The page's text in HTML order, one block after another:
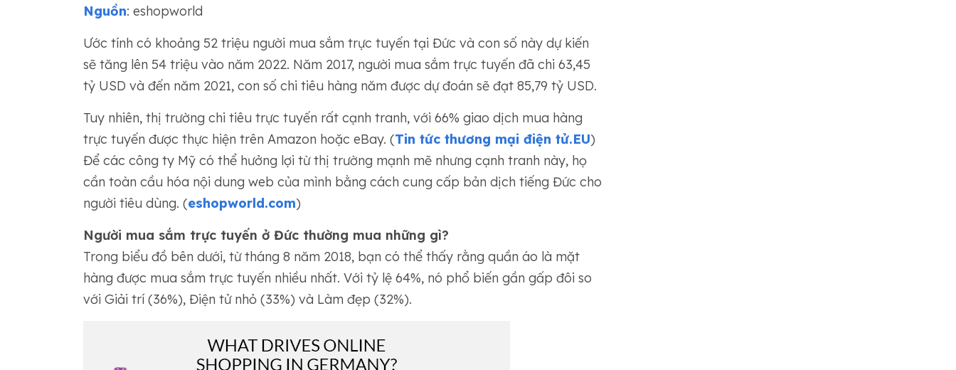
Nguồn: eshopworld
Ước tính có khoảng 52 triệu người mua sắm trực tuyến tại Đức và con số này dự kiến ​​
sẽ tăng lên 54 triệu vào năm 2022. Năm 2017, người mua sắm trực tuyến đã chi 63,45
tỷ USD và đến năm 2021, con số chi tiêu hàng năm được dự đoán sẽ đạt 85,79 tỷ USD.
Tuy nhiên, thị trường chi tiêu trực tuyến rất cạnh tranh, với 66% giao dịch mua hàng
trực tuyến được thực hiện trên Amazon hoặc eBay. (Tin tức thương mại điện tử.EU)
Để các công ty Mỹ có thể hưởng lợi từ thị trường mạnh mẽ nhưng cạnh tranh này, họ
cần toàn cầu hóa nội dung web của mình bằng cách cung cấp bản dịch tiếng Đức cho
người tiêu dùng. (eshopworld.com)
Người mua sắm trực tuyến ở Đức thường mua những gì?
Trong biểu đồ bên dưới, từ tháng 8 năm 2018, bạn có thể thấy rằng quần áo là mặt
hàng được mua sắm trực tuyến nhiều nhất. Với tỷ lệ 64%, nó phổ biến gần gấp đôi so
với Giải trí (36%), Điện tử nhỏ (33%) và Làm đẹp (32%).